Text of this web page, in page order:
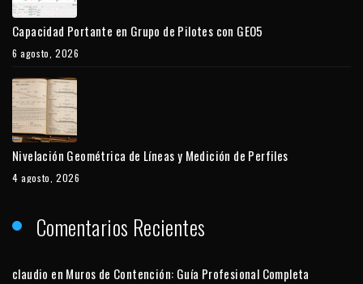
Capacidad Portante en Grupo de Pilotes con GEO5
6 agosto, 2026
Nivelación Geométrica de Líneas y Medición de Perfiles
4 agosto, 2026
Comentarios Recientes
claudio en Muros de Contención: Guía Profesional Completa